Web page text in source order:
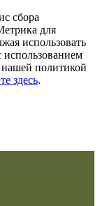
сбора
для
использовать
использованием
политикой
здесь.